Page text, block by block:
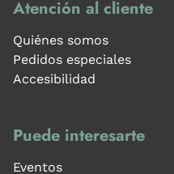
Atención al cliente
Quiénes somos
Pedidos especiales
Accesibilidad
Puede interesarte
Eventos